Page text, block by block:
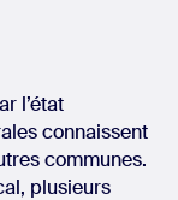
l’état
connaissent
communes.
plusieurs